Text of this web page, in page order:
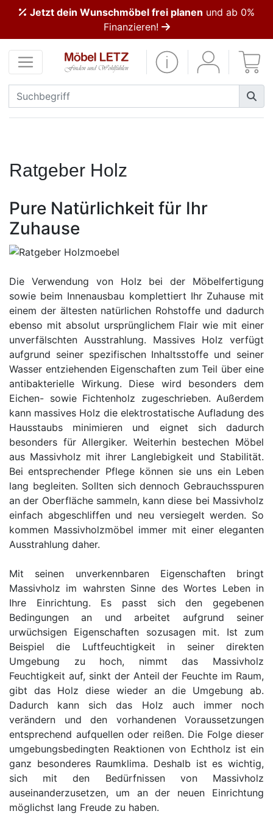
Jetzt dein Wunschmöbel frei planen und ab 0%
Finanzieren!
Ratgeber Holz
Pure Natürlichkeit für Ihr
Zuhause
Die Verwendung von Holz bei der Möbelfertigung
sowie beim Innenausbau komplettiert Ihr Zuhause mit
einem der ältesten natürlichen Rohstoffe und dadurch
ebenso mit absolut ursprünglichem Flair wie mit einer
unverfälschten Ausstrahlung. Massives Holz verfügt
aufgrund seiner spezifischen Inhaltsstoffe und seiner
Wasser entziehenden Eigenschaften zum Teil über eine
antibakterielle Wirkung. Diese wird besonders dem
Eichen- sowie Fichtenholz zugeschrieben. Außerdem
kann massives Holz die elektrostatische Aufladung des
Hausstaubs minimieren und eignet sich dadurch
besonders für Allergiker. Weiterhin bestechen Möbel
aus Massivholz mit ihrer Langlebigkeit und Stabilität.
Bei entsprechender Pflege können sie uns ein Leben
lang begleiten. Sollten sich dennoch Gebrauchsspuren
an der Oberfläche sammeln, kann diese bei Massivholz
einfach abgeschliffen und neu versiegelt werden. So
kommen Massivholzmöbel immer mit einer eleganten
Ausstrahlung daher.
Mit seinen unverkennbaren Eigenschaften bringt
Massivholz im wahrsten Sinne des Wortes Leben in
Ihre Einrichtung. Es passt sich den gegebenen
Bedingungen an und arbeitet aufgrund seiner
urwüchsigen Eigenschaften sozusagen mit. Ist zum
Beispiel die Luftfeuchtigkeit in seiner direkten
Umgebung zu hoch, nimmt das Massivholz
Feuchtigkeit auf, sinkt der Anteil der Feuchte im Raum,
gibt das Holz diese wieder an die Umgebung ab.
Dadurch kann sich das Holz auch immer noch
verändern und den vorhandenen Voraussetzungen
entsprechend aufquellen oder reißen. Die Folge dieser
umgebungsbedingten Reaktionen von Echtholz ist ein
ganz besonderes Raumklima. Deshalb ist es wichtig,
sich mit den Bedürfnissen von Massivholz
auseinanderzusetzen, um an der neuen Einrichtung
möglichst lang Freude zu haben.
Kundenmeinungen
Anmelden
PREMIUM
Polsterplaner
Möbel-
Konfigurator
0%
Finanzierung
Markenwelt
Deals
Schlafzimmer-
Sets
Schränke
Massivholzbetten
Schlafzimmer-
Kommoden
Nachttische
Bettbänke
&
Betttruhen
Kleiderständer
&
Herrendiener
Spiegel
&
Standspiegel